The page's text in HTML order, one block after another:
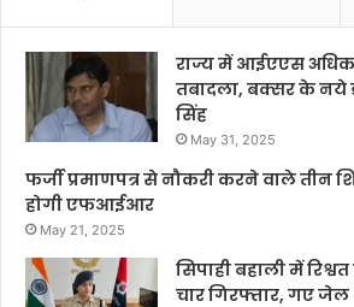
राज्य में आईएएस
तबादला, बक्सर के नये
सिंह
May 31, 2025
फर्जी प्रमाणपत्र से नौकरी करने वाले तीन
होगी एफआईआर
May 21, 2025
सिपाही बहाली में
चार गिरफ्तार, गए जेल